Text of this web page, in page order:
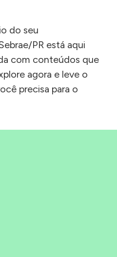
do seu
PR está aqui
com conteúdos que
agora e leve o
precisa para o